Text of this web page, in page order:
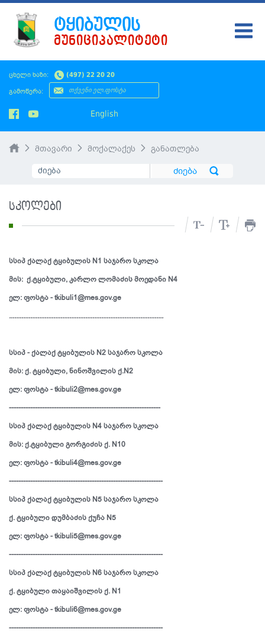
ცხელი ხაზი: (497) 22 20 20
გამოწერა:
English
ᲢᲧᲘᲑᲣᲚᲘᲡ
ᲛᲣᲜᲘᲪᲘᲞᲐᲚᲘᲢᲔᲢᲘ
ᲢᲧᲘᲑᲣᲚᲘ
ᲡᲐᲙᲠᲔᲑᲣᲚᲝ
ᲛᲝᲥᲐᲚᲐᲥᲔᲡ
SMS ᲞᲚᲐᲢᲤᲝᲠᲛᲐ
მთავარი მოქალაქეს განათლება
სკოლები
სსიპ ქალაქ ტყიბულის N1 საჯარო სკოლა
მის: ქ.ტყიბული, კარლო ლომაძის მოედანი N4
ელ: ფოსტა - tkibuli1@mes.gov.ge
.......................................................................................
სსიპ - ქალაქ ტყიბულის N2 საჯარო სკოლა
მის: ქ. ტყიბული, ნინოშვილის ქ.N2
ელ: ფოსტა - tkibuli2@mes.gov.ge
----------------------------------------------------------------
სსიპ ქალაქ ტყიბულის N4 საჯარო სკოლა
მის: ქ.ტყიბული გორგიძის ქ. N10
ელ: ფოსტა - tkibuli4@mes.gov.ge
-----------------------------------------------------------------
სსიპ ქალაქ ტყიბულის N5 საჯარო სკოლა
ქ. ტყიბული დუმბაძის ქუჩა N5
ელ: ფოსტა - tkibuli5@mes.gov.ge
-----------------------------------------------------------------
სსიპ ქალაქ ტყიბულის N6 საჯარო სკოლა
ქ. ტყიბული თაყაიშვილის ქ. N1
ელ: ფოსტა - tkibuli6@mes.gov.ge
-----------------------------------------------------------------